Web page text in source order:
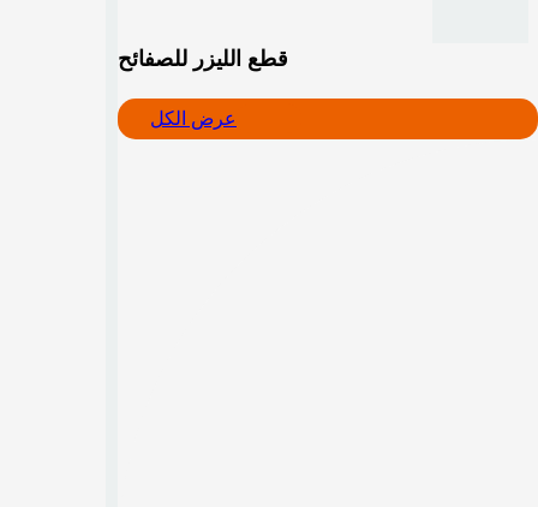
قطع الليزر للصفائح
عرض الكل